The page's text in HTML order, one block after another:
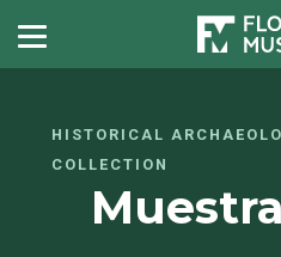
HISTORICAL
COLLECTION